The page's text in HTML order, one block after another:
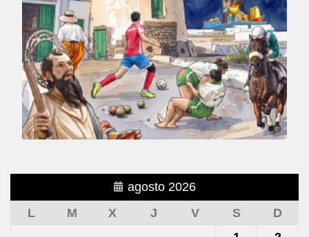
agosto 2026
L
M X J V S
D